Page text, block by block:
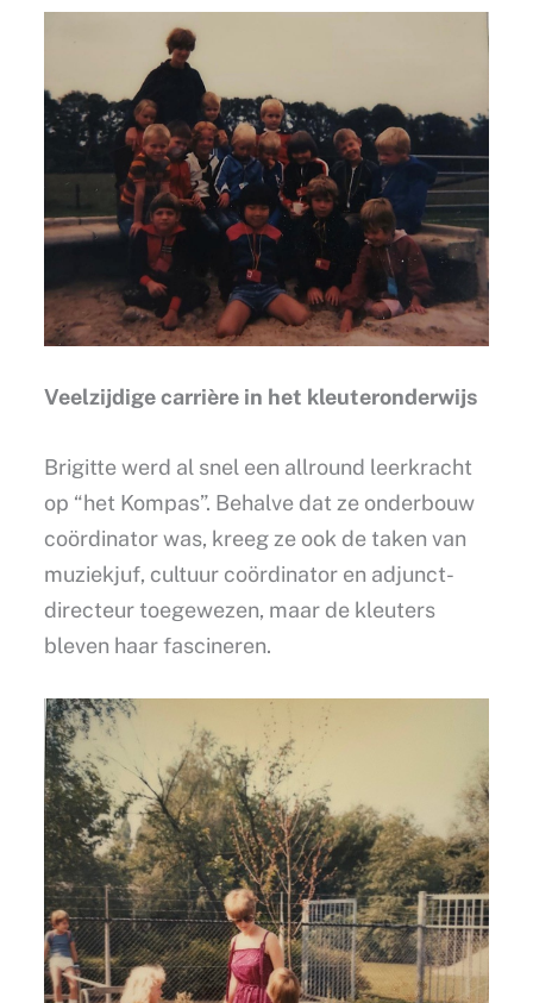
Veelzijdige carrière in het kleuteronderwijs
Brigitte werd al snel een allround leerkracht
op “het Kompas”. Behalve dat ze onderbouw
coördinator was, kreeg ze ook de taken van
muziekjuf, cultuur coördinator en adjunct-
directeur toegewezen, maar de kleuters
bleven haar fascineren.